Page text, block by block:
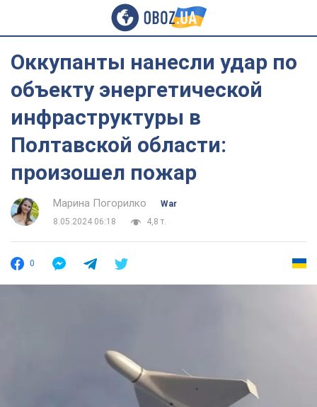
Оккупанты нанесли удар по
объекту энергетической
инфраструктуры в
Полтавской области:
произошел пожар
Марина Погорилко
War
8.05.2024 06:18
4,8 т.
0